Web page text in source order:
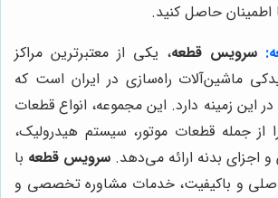
اطمینان حاصل کنید.
سرویس قطعه، یکی از معتبرترین مراکز
ماشین‌آلات راه‌سازی در ایران است که
این زمینه دارد. این مجموعه، انواع قطعات
از جمله قطعات موتور، سیستم هیدرولیک،
اجزای بدنه ارائه می‌دهد. سرویس قطعه با
اصلی و باکیفیت، خدمات مشاوره تخصصی و